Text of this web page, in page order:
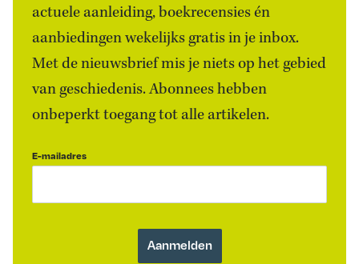
actuele aanleiding, boekrecensies én
aanbiedingen wekelijks gratis in je inbox.
Met de nieuwsbrief mis je niets op het gebied
van geschiedenis. Abonnees hebben
onbeperkt toegang tot alle artikelen.
E-mailadres